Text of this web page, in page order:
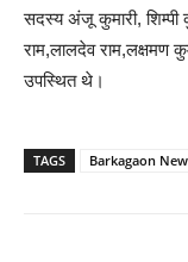
सदस्य अंजू कुमारी, शिम्पी
राम,लालदेव राम,लक्षमण
उपस्थित थे।
TAGS Barkagaon